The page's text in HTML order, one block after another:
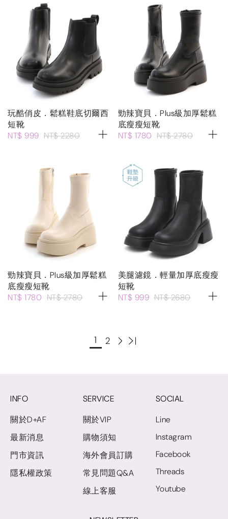
玩酷俏皮．鬆糕鞋底切爾西
短靴
NT$ 999 NT$ 2280
勁辣寶貝．Plus級加厚鬆糕
底瘦瘦短靴
NT$ 1780 NT$ 2780
勁辣寶貝．Plus級加厚鬆糕
底瘦瘦短靴
NT$ 1780 NT$ 2780
美腿濾鏡．輕量加厚底瘦瘦
短靴
NT$ 999 NT$ 2680
1 2
INFO
關於D+AF
最新消息
門市資訊
隱私權政策
SERVICE
關於VIP
購物須知
海外會員訂購
常見問題Q&A
線上客服
SOCIAL
Line
Instagram
Facebook
Threads
Youtube